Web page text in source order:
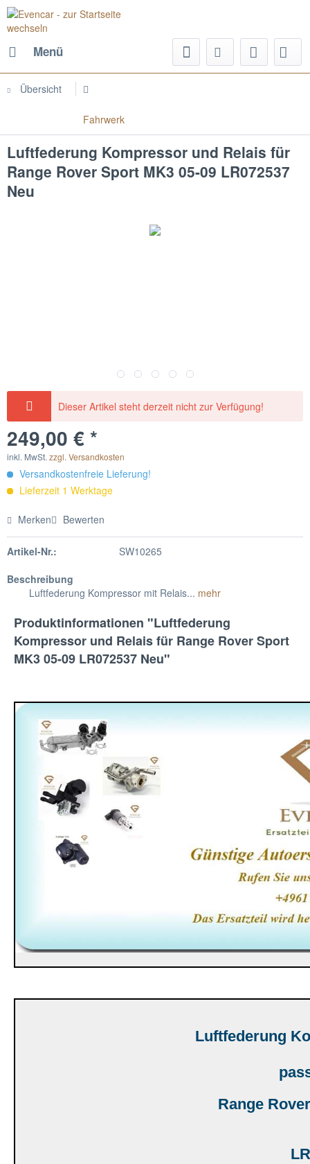
Menü
Übersicht
Fahrwerk
Luftfederung Kompressor und Relais für
Range Rover Sport MK3 05-09 LR072537
Neu
Dieser Artikel steht derzeit nicht zur Verfügung!
249,00 € *
inkl. MwSt. zzgl. Versandkosten
Versandkostenfreie Lieferung!
Lieferzeit 1 Werktage
Merken Bewerten
Artikel-Nr.:
SW10265
Beschreibung
Luftfederung Kompressor mit Relais... mehr
Produktinformationen "Luftfederung
Kompressor und Relais für Range Rover Sport
MK3 05-09 LR072537 Neu"
Luftfederung
Range